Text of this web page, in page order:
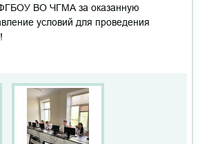
ВО ЧГМА за оказанную
условий для проведения